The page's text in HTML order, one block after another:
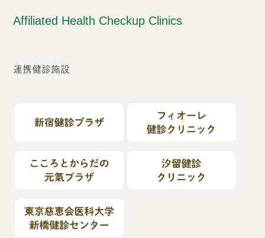
Affiliated Health Checkup Clinics
連携健診施設